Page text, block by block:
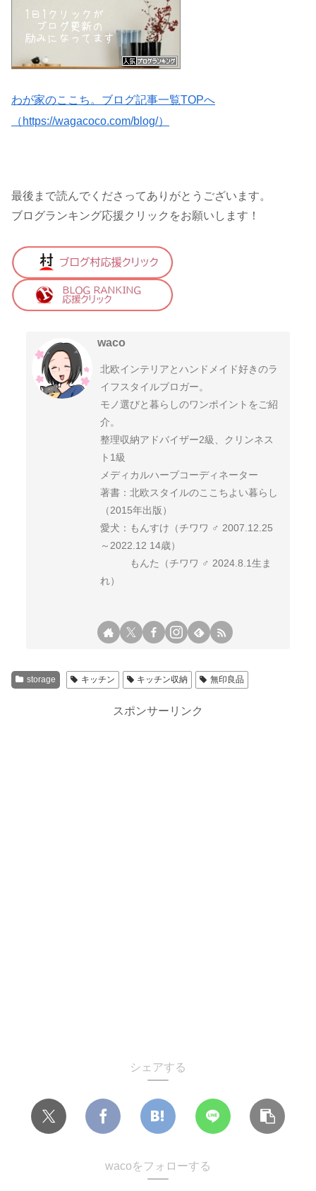
わが家のここち。ブログ記事一覧TOPへ
（https://wagacoco.com/blog/）
最後まで読んでくださってありがとうございます。
ブログランキング応援クリックをお願いします！
waco
北欧インテリアとハンドメイド好きのラ
イフスタイルブロガー。
モノ選びと暮らしのワンポイントをご紹
介。
整理収納アドバイザー2級、クリンネス
ト1級
メディカルハーブコーディネーター
著書：北欧スタイルのここちよい暮らし
（2015年出版）
愛犬：もんすけ（チワワ ♂ 2007.12.25
～2022.12 14歳）
もんた（チワワ ♂ 2024.8.1生ま
れ）
storage キッチン キッチン収納 無印良品
スポンサーリンク
シェアする
wacoをフォローする